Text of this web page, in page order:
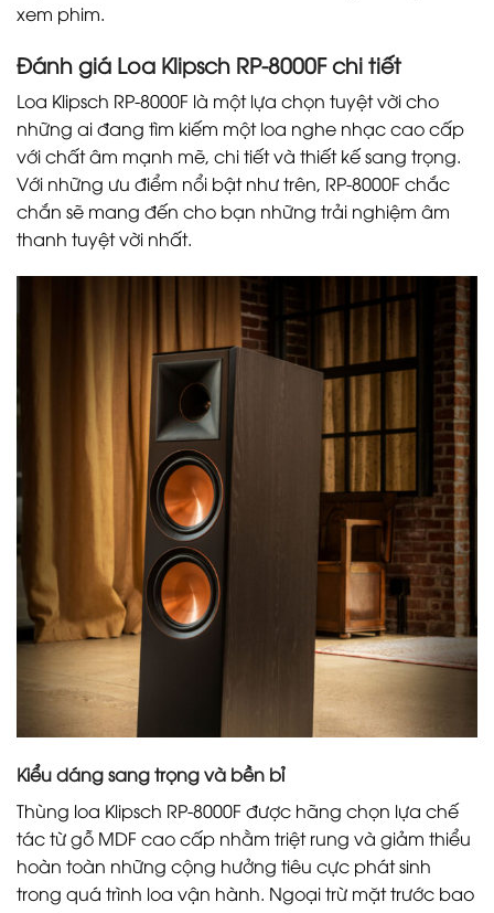
xem phim.
Đánh giá Loa Klipsch RP-8000F chi tiết
Loa Klipsch RP-8000F là một lựa chọn tuyệt vời cho
những ai đang tìm kiếm một loa nghe nhạc cao cấp
với chất âm mạnh mẽ, chi tiết và thiết kế sang trọng.
Với những ưu điểm nổi bật như trên, RP-8000F chắc
chắn sẽ mang đến cho bạn những trải nghiệm âm
thanh tuyệt vời nhất.
Kiểu dáng sang trọng và bền bỉ
Thùng loa Klipsch RP-8000F được hãng chọn lựa chế
tác từ gỗ MDF cao cấp nhằm triệt rung và giảm thiểu
hoàn toàn những cộng hưởng tiêu cực phát sinh
trong quá trình loa vận hành. Ngoại trừ mặt trước bao